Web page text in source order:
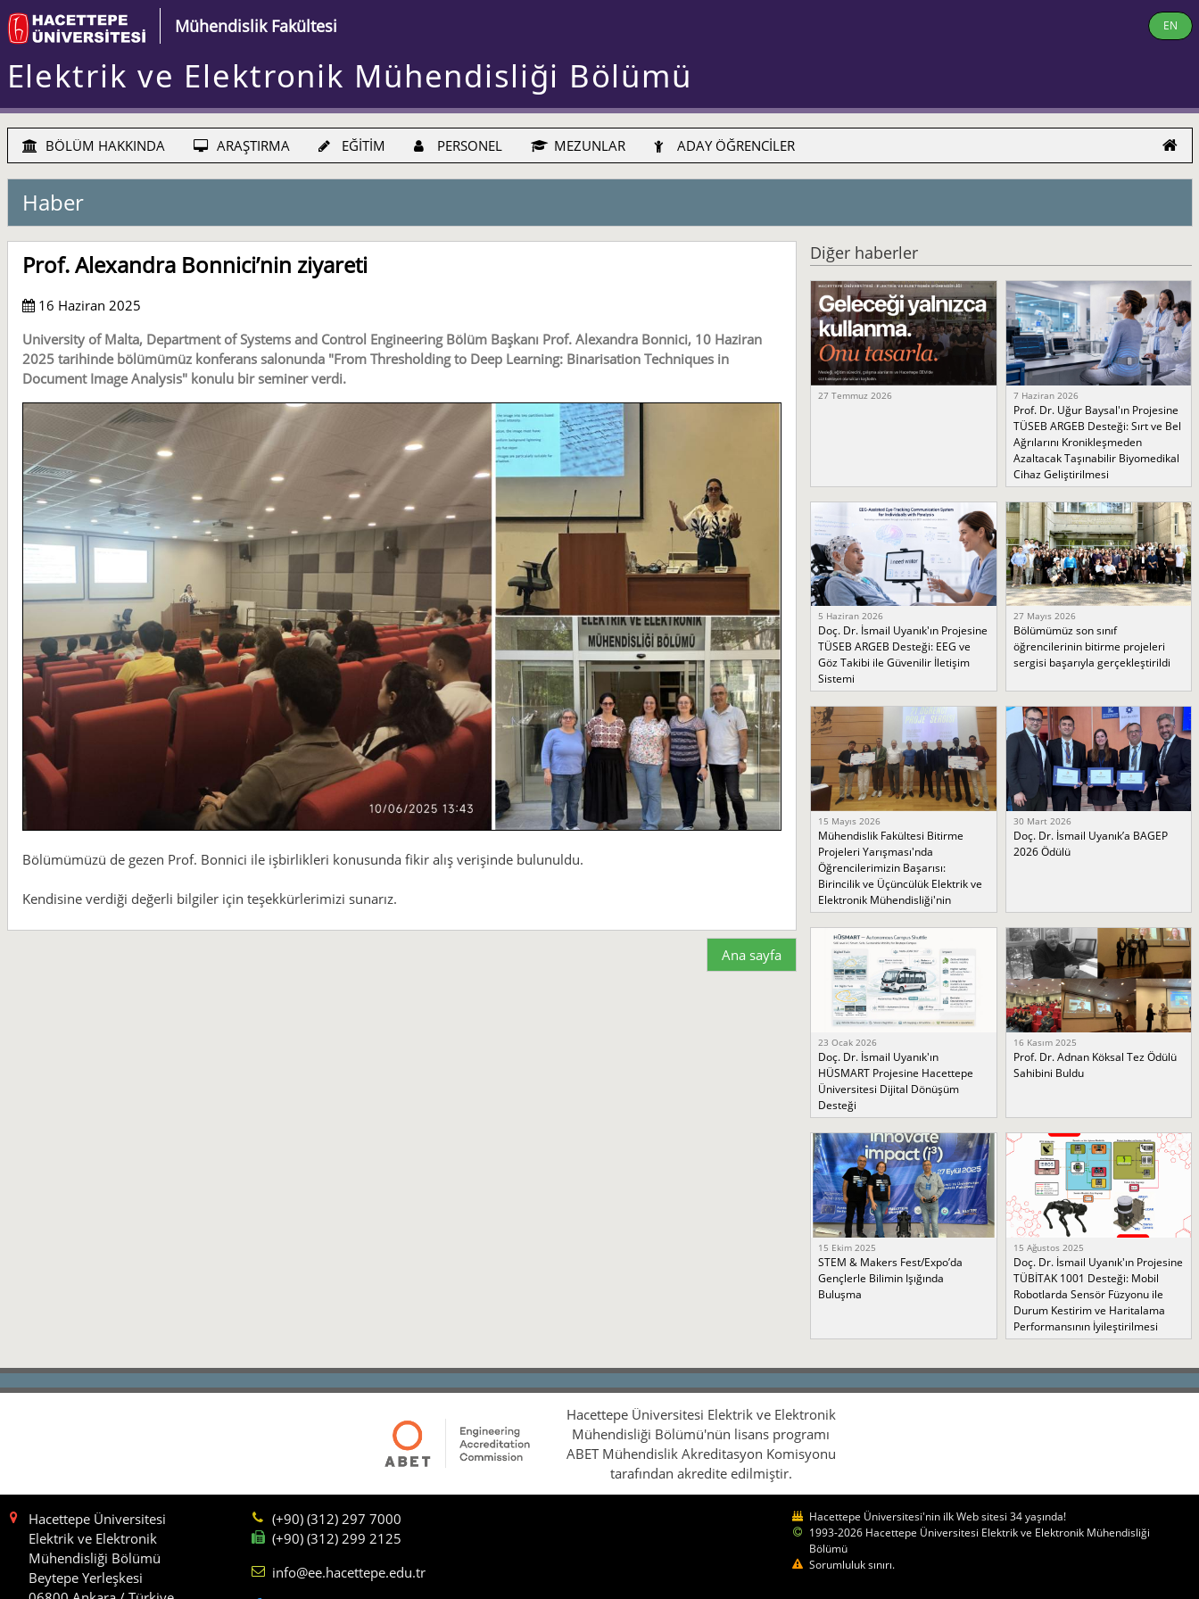
Mühendislik Fakültesi EN
Elektrik ve Elektronik Mühendisliği Bölümü
BÖLÜM HAKKINDA ARAŞTIRMA EĞİTİM PERSONEL MEZUNLAR ADAY ÖĞRENCİLER
Haber
Prof. Alexandra Bonnici’nin ziyareti
16 Haziran 2025
University of Malta, Department of Systems and Control Engineering Bölüm Başkanı Prof. Alexandra Bonnici, 10 Haziran
2025 tarihinde bölümümüz konferans salonunda "From Thresholding to Deep Learning: Binarisation Techniques in
Document Image Analysis" konulu bir seminer verdi.
Bölümümüzü de gezen Prof. Bonnici ile işbirlikleri konusunda fikir alış verişinde bulunuldu.
Kendisine verdiği değerli bilgiler için teşekkürlerimizi sunarız.
Ana sayfa
Diğer haberler
27 Temmuz 2026 7 Haziran 2026
Prof. Dr. Uğur Baysal'ın Projesine
TÜSEB ARGEB Desteği: Sırt ve Bel
Ağrılarını Kronikleşmeden
Azaltacak Taşınabilir Biyomedikal
Cihaz Geliştirilmesi
5 Haziran 2026
Doç. Dr. İsmail Uyanık'ın Projesine
TÜSEB ARGEB Desteği: EEG ve
Göz Takibi ile Güvenilir İletişim
Sistemi
27 Mayıs 2026
Bölümümüz son sınıf
öğrencilerinin bitirme projeleri
sergisi başarıyla gerçekleştirildi
15 Mayıs 2026
Mühendislik Fakültesi Bitirme
Projeleri Yarışması'nda
Öğrencilerimizin Başarısı:
Birincilik ve Üçüncülük Elektrik ve
Elektronik Mühendisliği'nin
30 Mart 2026
Doç. Dr. İsmail Uyanık’a BAGEP
2026 Ödülü
23 Ocak 2026
Doç. Dr. İsmail Uyanık'ın
HÜSMART Projesine Hacettepe
Üniversitesi Dijital Dönüşüm
Desteği
16 Kasım 2025
Prof. Dr. Adnan Köksal Tez Ödülü
Sahibini Buldu
15 Ekim 2025
STEM & Makers Fest/Expo’da
Gençlerle Bilimin Işığında
Buluşma
15 Ağustos 2025
Doç. Dr. İsmail Uyanık'ın Projesine
TÜBİTAK 1001 Desteği: Mobil
Robotlarda Sensör Füzyonu ile
Durum Kestirim ve Haritalama
Performansının İyileştirilmesi
Hacettepe Üniversitesi Elektrik ve Elektronik
Mühendisliği Bölümü'nün lisans programı
ABET Mühendislik Akreditasyon Komisyonu
tarafından akredite edilmiştir.
Hacettepe Üniversitesi
Elektrik ve Elektronik
Mühendisliği Bölümü
Beytepe Yerleşkesi
(+90) (312) 297 7000
(+90) (312) 299 2125
info@ee.hacettepe.edu.tr
Hacettepe Üniversitesi'nin ilk Web sitesi 34 yaşında!
1993-2026 Hacettepe Üniversitesi Elektrik ve Elektronik Mühendisliği
Bölümü
Sorumluluk sınırı.